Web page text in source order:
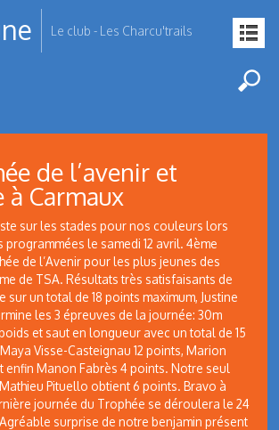
Le club - Les Charcu'trails
de l’avenir et
à Carmaux
sur les stades pour nos couleurs lors
programmées le samedi 12 avril. 4ème
de l’Avenir pour les plus jeunes des
de TSA. Résultats très satisfaisants de
sur un total de 18 points maximum, Justine
les 3 épreuves de la journée: 30m
et saut en longueur avec un total de 15
Visse-Casteignau 12 points, Marion
enfin Manon Fabrès 4 points. Notre seul
Pituello obtient 6 points. Bravo à
journée du Trophée se déroulera le 24
surprise de notre benjamin présent